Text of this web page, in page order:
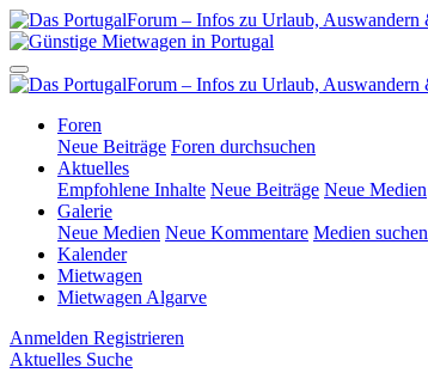
Foren
Neue Beiträge Foren durchsuchen
Aktuelles
Empfohlene Inhalte Neue Beiträge Neue Medien
Galerie
Neue Medien Neue Kommentare Medien suchen
Kalender
Mietwagen
Mietwagen Algarve
Anmelden Registrieren
Aktuelles Suche